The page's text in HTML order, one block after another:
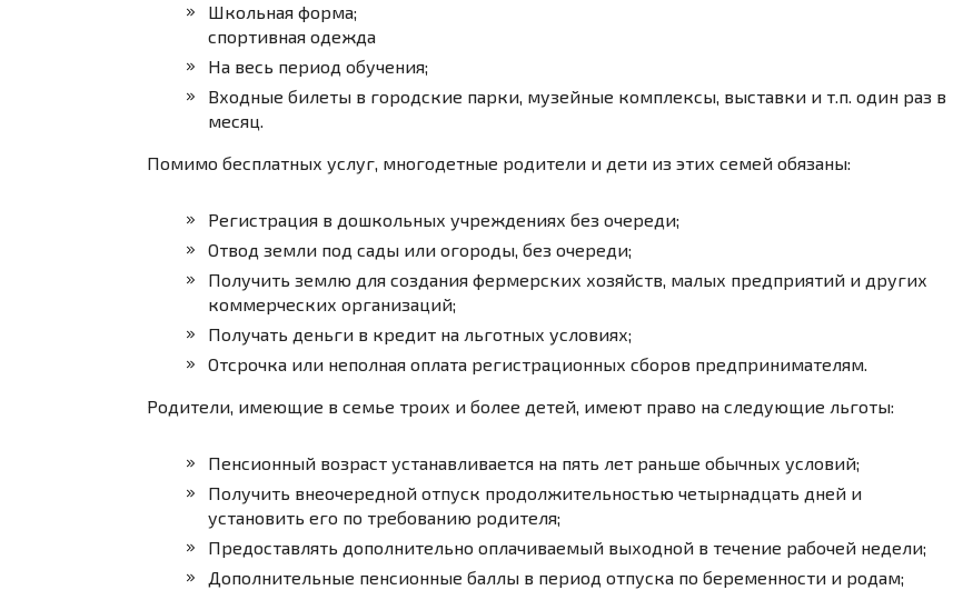
Школьная форма;
спортивная одежда
На весь период обучения;
Входные билеты в городские парки, музейные комплексы, выставки и т.п. один раз в
месяц.
Помимо бесплатных услуг, многодетные родители и дети из этих семей обязаны:
Регистрация в дошкольных учреждениях без очереди;
Отвод земли под сады или огороды, без очереди;
Получить землю для создания фермерских хозяйств, малых предприятий и других
коммерческих организаций;
Получать деньги в кредит на льготных условиях;
Отсрочка или неполная оплата регистрационных сборов предпринимателям.
Родители, имеющие в семье троих и более детей, имеют право на следующие льготы:
Пенсионный возраст устанавливается на пять лет раньше обычных условий;
Получить внеочередной отпуск продолжительностью четырнадцать дней и
установить его по требованию родителя;
Предоставлять дополнительно оплачиваемый выходной в течение рабочей недели;
Дополнительные пенсионные баллы в период отпуска по беременности и родам;